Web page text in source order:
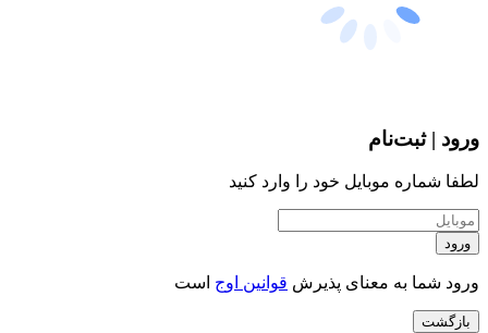
ورود | ثبت‌نام
لطفا شماره موبایل خود را وارد کنید
ورود
ورود شما به معنای پذیرش قوانین اوج است
بازگشت